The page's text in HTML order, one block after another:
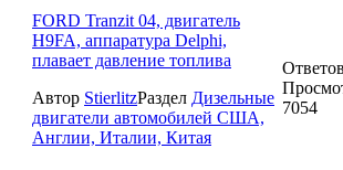
FORD Tranzit 04, двигатель
H9FA, аппаратура Delphi,
плавает давление топлива
Автор StierlitzРаздел Дизельные
двигатели автомобилей США,
Англии, Италии, Китая
7054